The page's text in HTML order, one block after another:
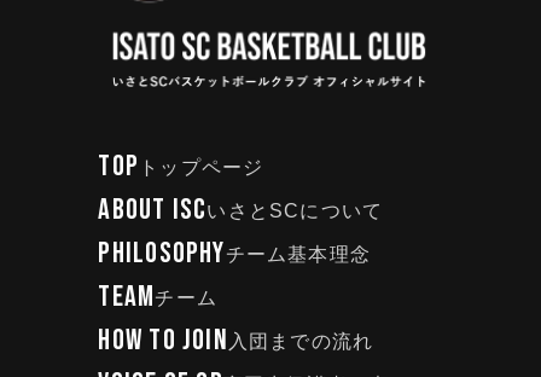
TOP トップページ
ABOUT ISCいさとSCについて
PHILOSOPHYチーム基本理念
TEAMチーム
HOW TO JOIN 入団までの流れ